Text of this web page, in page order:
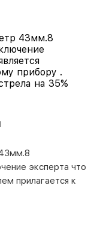
43мм.8
прибору .
на 35%
эксперта что
прилагается к